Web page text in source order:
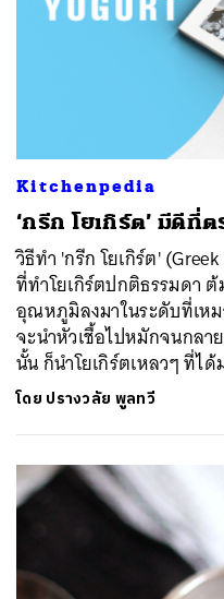
Kitchenpedia
‘กรีก โยเกิร์ต’ มีดีที่ต
วิธีทำ 'กรีก โยเกิร์ต'
ที่ทำโยเกิร์ตปกติธรรมดา
อุณหภูมิลงมาในระดับที่เห
จะนำหัวเชื้อไปหมักจนกลา
นั้น ก็นำโยเกิร์ตเหลวๆ ที่ไ
โดย ปรางวลัย พูลทวี